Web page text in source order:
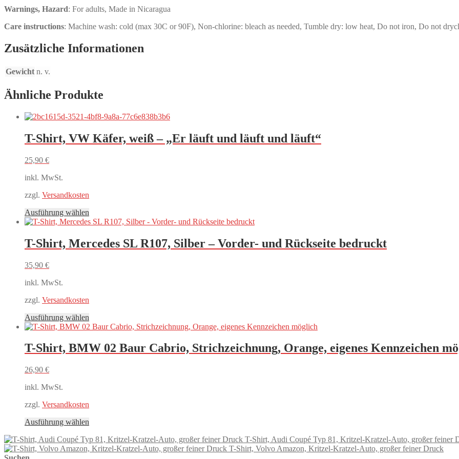
Warnings, Hazard: For adults, Made in Nicaragua
Care instructions: Machine wash: cold (max 30C or 90F), Non-chlorine: bleach as needed, Tumble dry: low heat, Do not iron, Do not
Zusätzliche Informationen
Gewicht n. v.
Ähnliche Produkte
T-Shirt, VW Käfer, weiß – „Er läuft und läuft und läuft“
25,90 €
inkl. MwSt.
zzgl. Versandkosten
Ausführung wählen
Produkt
mehrere
Varianten
der
gewählt
werden
T-Shirt, Mercedes SL R107, Silber – Vorder- und Rückseite bedruckt
35,90 €
inkl. MwSt.
zzgl. Versandkosten
Ausführung wählen
Produkt
mehrere
Varianten
der
gewählt
werden
T-Shirt, BMW 02 Baur Cabrio, Strichzeichnung, Orange, eigenes Kennzeichen
26,90 €
inkl. MwSt.
zzgl. Versandkosten
Ausführung wählen
weist
mehrere
T-Shirt, Audi Coupé Typ 81, Kritzel-Kratzel-Auto, großer feiner
T-Shirt, Volvo Amazon, Kritzel-Kratzel-Auto, großer feiner Druck